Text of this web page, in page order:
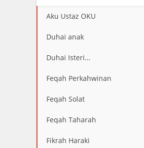
Aku Ustaz OKU
Duhai anak
Duhai Isteri…
Feqah Perkahwinan
Feqah Solat
Feqah Taharah
Fikrah Haraki